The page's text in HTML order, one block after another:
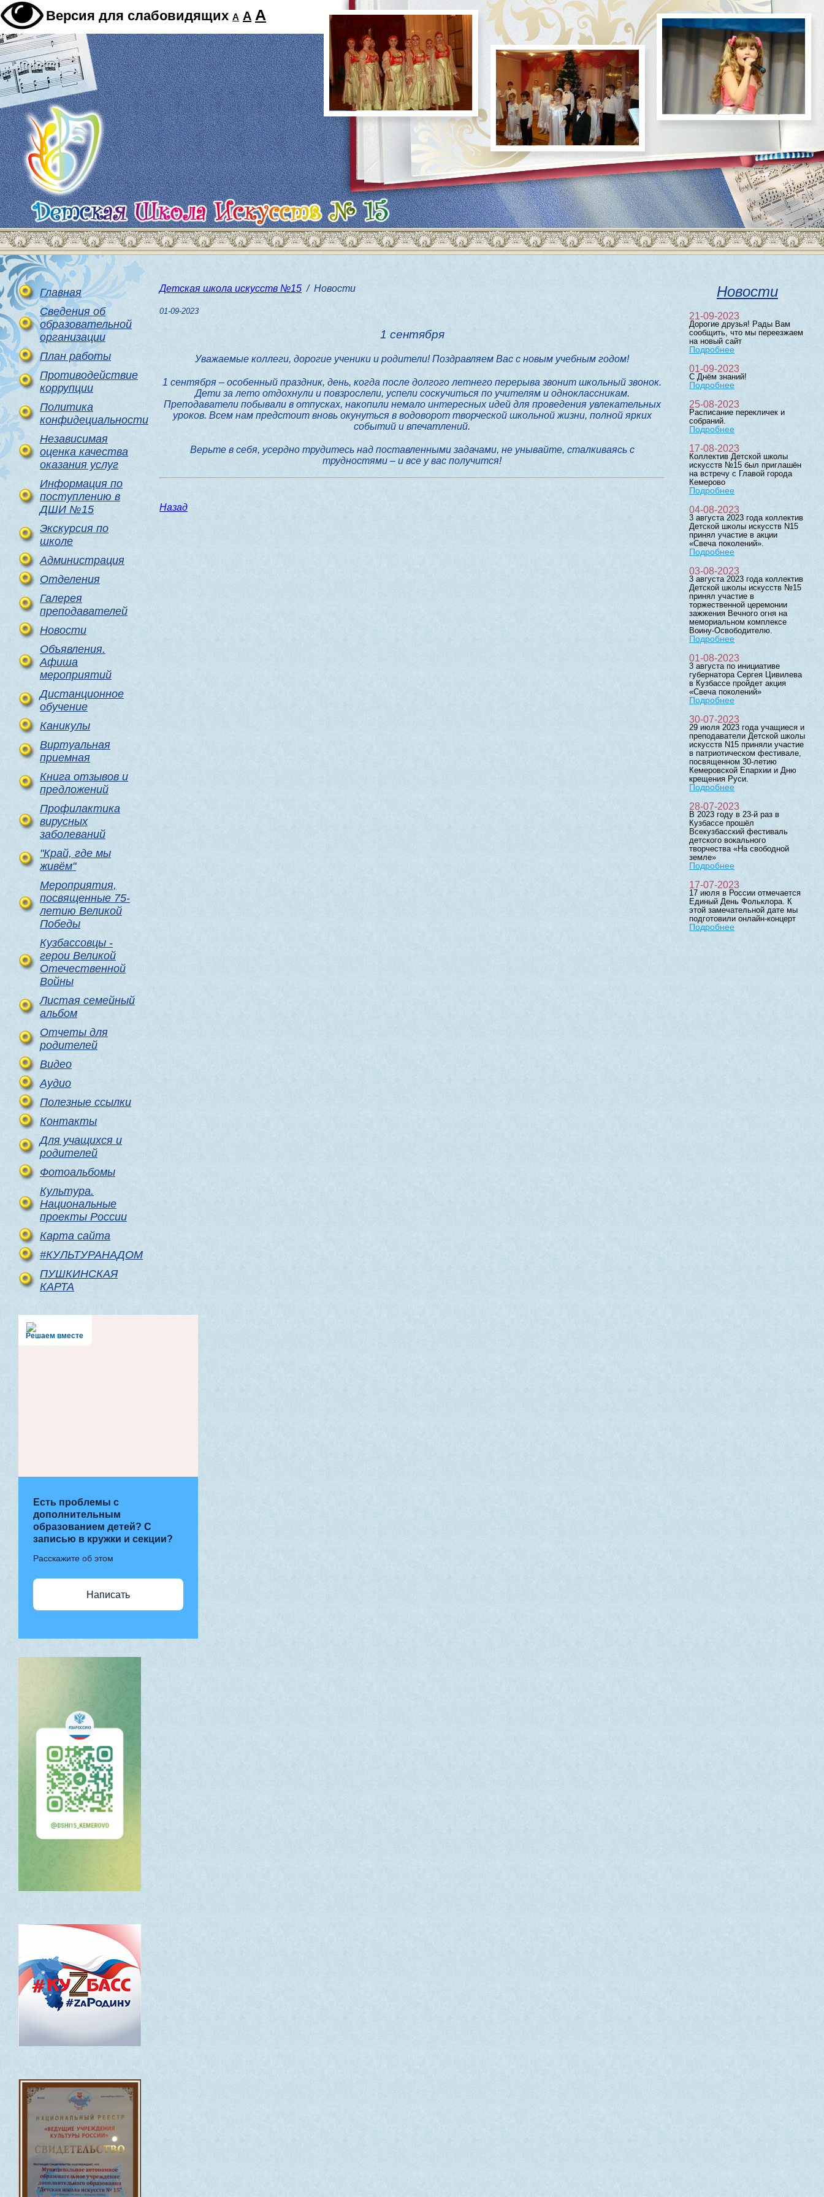
Версия для слабовидящих A A A
Главная
Сведения об
образовательной
организации
План работы
Противодействие
коррупции
Политика
конфидециальности
Независимая
оценка качества
оказания услуг
Информация по
поступлению в
ДШИ №15
Экскурсия по
школе
Администрация
Отделения
Галерея
преподавателей
Новости
Объявления.
Афиша
мероприятий
Дистанционное
обучение
Каникулы
Виртуальная
приемная
Книга отзывов и
предложений
Профилактика
вирусных
заболеваний
"Край, где мы
живём"
Мероприятия,
посвященные 75-
летию Великой
Победы
Кузбассовцы -
герои Великой
Отечественной
Войны
Листая семейный
альбом
Отчеты для
родителей
Видео
Аудио
Полезные ссылки
Контакты
Для учащихся и
родителей
Фотоальбомы
Культура.
Национальные
проекты России
Карта сайта
#КУЛЬТУРАНАДОМ
ПУШКИНСКАЯ
КАРТА
Решаем вместе
Есть проблемы с
дополнительным
образованием детей? С
записью в кружки и секции?
Расскажите об этом
Написать
Детская школа искусств №15 / Новости
01-09-2023
1 сентября
Уважаемые коллеги, дорогие ученики и родители!Поздравляем Вас с новым учебным годом!
1 сентября – особенный праздник, день, когда после долгого летнего перерыва звонит школьный звонок.
Дети за лето отдохнули и повзрослели, успели соскучиться по учителям и одноклассникам.
Преподаватели побывали в отпусках, накопили немало интересных идей для проведения увлекательных
уроков. Всем нам предстоит вновь окунуться в водоворот творческой школьной жизни, полной ярких
событий и впечатлений.
Верьте в себя, усердно трудитесь над поставленными задачами, не унывайте, сталкиваясь с
трудностями – и все у вас получится!
Назад
Новости
21-09-2023
Дорогие друзья! Рады Вам
сообщить, что мы переезжаем
на новый сайт
Подробнее
01-09-2023
С Днём знаний!
Подробнее
25-08-2023
Расписание перекличек и
собраний.
Подробнее
17-08-2023
Коллектив Детской школы
искусств №15 был приглашён
на встречу с Главой города
Кемерово
Подробнее
04-08-2023
3 августа 2023 года коллектив
Детской школы искусств N15
принял участие в акции
«Свеча поколений».
Подробнее
03-08-2023
3 августа 2023 года коллектив
Детской школы искусств №15
принял участие в
торжественной церемонии
зажжения Вечного огня на
мемориальном комплексе
Воину-Освободителю.
Подробнее
01-08-2023
3 августа по инициативе
губернатора Сергея Цивилева
в Кузбассе пройдет акция
«Свеча поколений»
Подробнее
30-07-2023
29 июля 2023 года учащиеся и
преподаватели Детской школы
искусств N15 приняли участие
в патриотическом фестивале,
посвященном 30-летию
Кемеровской Епархии и Дню
крещения Руси.
Подробнее
28-07-2023
В 2023 году в 23-й раз в
Кузбассе прошёл
Всекузбасский фестиваль
детского вокального
творчества «На свободной
земле»
Подробнее
17-07-2023
17 июля в России отмечается
Единый День Фольклора. К
этой замечательной дате мы
подготовили онлайн-концерт
Подробнее